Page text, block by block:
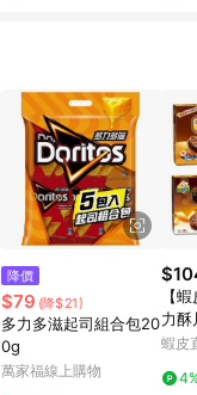
降價
$79 (降$21)
多力多滋起司組合包20
0g
萬家福線上購物
【
力
盒
心
蝦皮